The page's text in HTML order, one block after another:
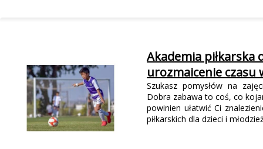
Akademia piłkarska
urozmaicenie czasu
Szukasz pomysłów na
Dobra zabawa to coś, co
powinien ułatwić Ci
piłkarskich dla dzieci i